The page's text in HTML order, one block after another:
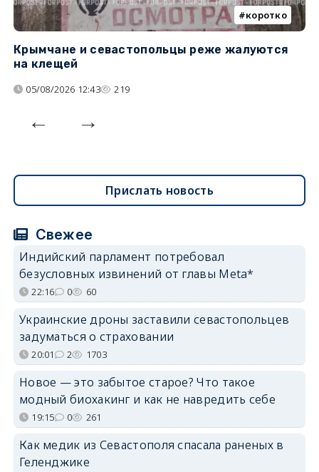
коротко
Крымчане и севастопольцы реже жалуются
на клещей
05/08/2026 12:43 219
Прислать новость
Свежее
Индийский парламент потребовал
безусловных извинений от главы Meta*
22:16 0 60
Украинские дроны заставили севастопольцев
задуматься о страховании
20:01 2 1703
Новое — это забытое старое? Что такое
модный биохакинг и как не навредить себе
19:15 0 261
Как медик из Севастополя спасала раненых в
Геленджике